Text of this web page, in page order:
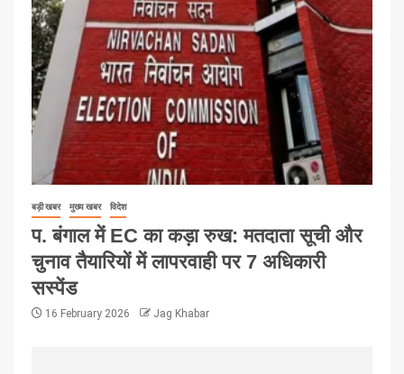
बड़ी खबर मुख्य खबर विदेश
प. बंगाल में EC का कड़ा रुख: मतदाता सूची और
चुनाव तैयारियों में लापरवाही पर 7 अधिकारी
सस्पेंड
16 February 2026 Jag Khabar